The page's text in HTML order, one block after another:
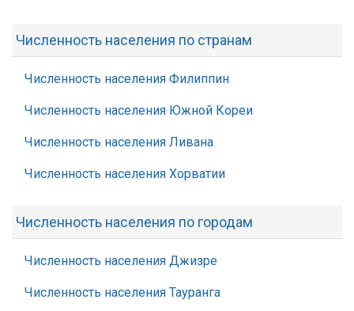
Численность населения по странам
Численность населения Филиппин
Численность населения Южной Кореи
Численность населения Ливана
Численность населения Хорватии
Численность населения по городам
Численность населения Джизре
Численность населения Тауранга